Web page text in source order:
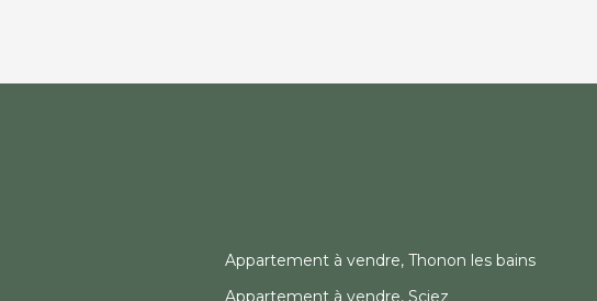
Appartement à vendre, Thonon les bains
Appartement à vendre, Sciez